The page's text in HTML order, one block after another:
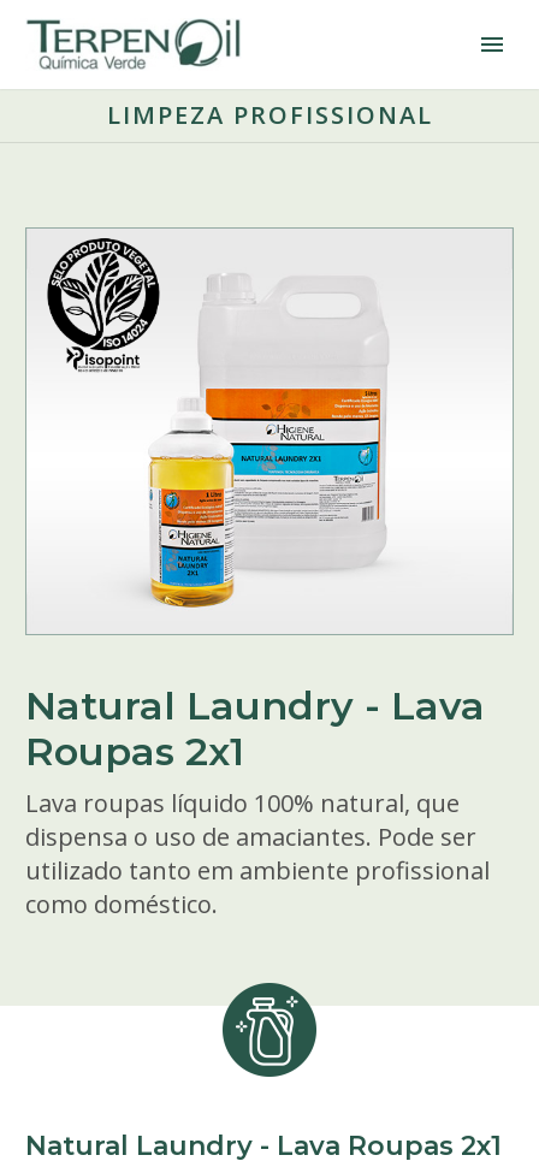
LIMPEZA PROFISSIONAL
Natural Laundry - Lava
Roupas 2x1
Lava roupas líquido 100% natural, que
dispensa o uso de amaciantes. Pode ser
utilizado tanto em ambiente profissional
como doméstico.
Natural Laundry - Lava Roupas 2x1